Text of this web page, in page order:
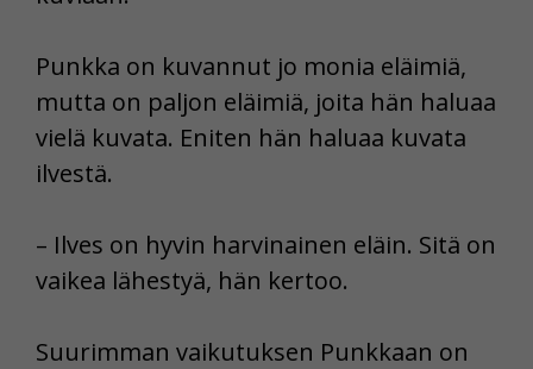
Punkka on kuvannut jo monia eläimiä,
mutta on paljon eläimiä, joita hän haluaa
vielä kuvata. Eniten hän haluaa kuvata
ilvestä.
– Ilves on hyvin harvinainen eläin. Sitä on
vaikea lähestyä, hän kertoo.
Suurimman vaikutuksen Punkkaan on